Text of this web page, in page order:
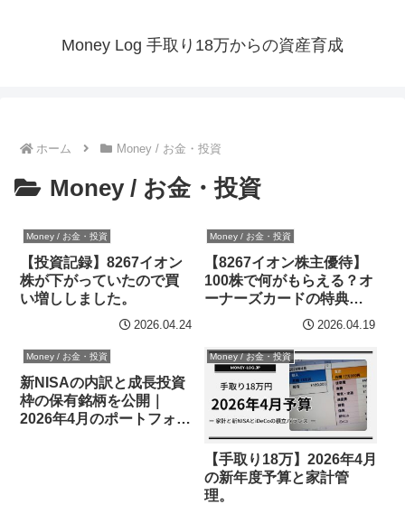
Money Log 手取り18万からの資産育成
ホーム Money / お金・投資
Money / お金・投資
Money / お金・投資
【投資記録】8267イオン
株が下がっていたので買
い増ししました。
2026.04.24
Money / お金・投資
【8267イオン株主優待】
100株で何がもらえる？オ
ーナーズカードの特典ま
とめ【自分用メモ】
2026.04.19
Money / お金・投資
新NISAの内訳と成長投資
枠の保有銘柄を公開｜
2026年4月のポートフォリ
Money / お金・投資
【手取り18万】2026年4月
の新年度予算と家計管
理。